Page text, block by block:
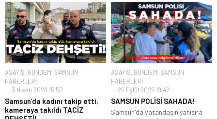
ASAYİŞ, GÜNDEM, SAMSUN
HABERLERİ
3 Nisan 2026 15:50
Samsun’da kadını takip etti,
kameraya takıldı TACİZ
ASAYİŞ, GÜNDEM, SAMSUN
HABERLERİ
25 Eylül 2025 19:42
SAMSUN POLİSİ SAHADA!
Samsun'da vatandaşın yanısıra